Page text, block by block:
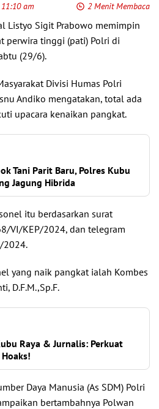
am 2 Menit Membaca
Listyo Sigit Prabowo memimpin
perwira tinggi (pati) Polri di
(29/6).
Divisi Humas Polri
Andiko mengatakan, total ada
upacara kenaikan pangkat.
Tani Parit Baru, Polres Kubu
Jagung Hibrida
itu berdasarkan surat
VI/KEP/2024, dan telegram
2024.
yang naik pangkat ialah Kombes
D.F.M.,Sp.F.
Raya & Jurnalis: Perkuat
Daya Manusia (As SDM) Polri
bertambahnya Polwan